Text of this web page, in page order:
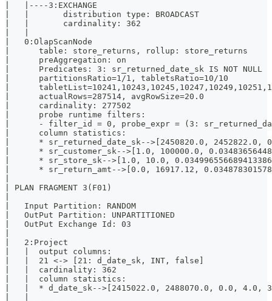
|   |----3:EXCHANGE
|   |       distribution type:
|   |       cardinality: 362
|   0:OlapScanNode
|      table: store_returns, rollup:
|      preAggregation: on
|      Predicates: 3: sr_returned_date_sk
|      partitionsRatio=1/1,
|
|      actualRows=287514,
|      cardinality: 277502
|      probe runtime filters:
|      - filter_id = 0, probe_expr = (3:
|      column statistics:
|      * sr_returned_date_sk-->[2450820.0,
|      * sr_customer_sk-->[1.0, 100000.0,
|      * sr_store_sk-->[1.0, 10.0,
|      * sr_return_amt-->[0.0, 16917.12,
| PLAN FRAGMENT 3(F01)
|   Input Partition: RANDOM
|   OutPut Partition: UNPARTITIONED
|   OutPut Exchange Id: 03
|   2:Project
|   |  output columns:
|   |  21 <-> [21: d_date_sk, INT,
|   |  cardinality: 362
|   |  column statistics:
|   |  * d_date_sk-->[2415022.0, 2488070.0,